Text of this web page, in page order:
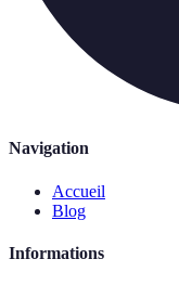
Navigation
Accueil
Blog
Informations